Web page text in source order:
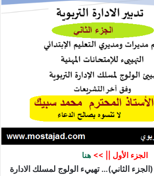
الجزء الأول || >>هنا
(الجزء الثاني)… تهييء الولوج لمسلك الادارة